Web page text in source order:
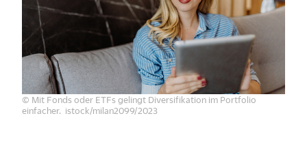
© Mit Fonds oder ETFs gelingt Diversifikation im Portfolio
einfacher. istock/milan2099/2023